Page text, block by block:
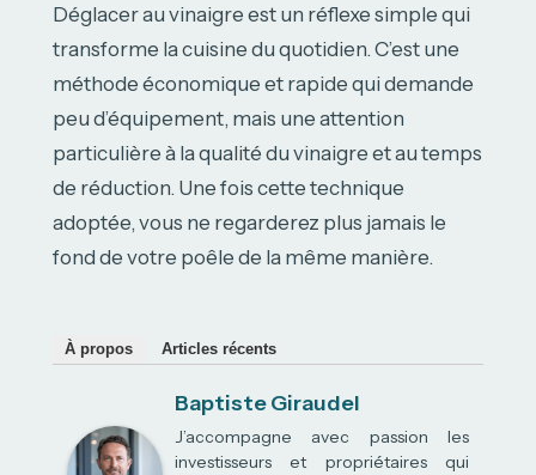
Déglacer au vinaigre est un réflexe simple qui
transforme la cuisine du quotidien. C’est une
méthode économique et rapide qui demande
peu d’équipement, mais une attention
particulière à la qualité du vinaigre et au temps
de réduction. Une fois cette technique
adoptée, vous ne regarderez plus jamais le
fond de votre poêle de la même manière.
À propos Articles récents
Baptiste Giraudel
J’accompagne avec passion les
investisseurs et propriétaires qui